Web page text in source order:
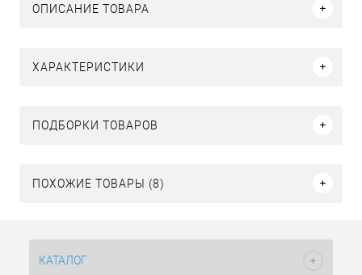
ОПИСАНИЕ ТОВАРА
ХАРАКТЕРИСТИКИ
ПОДБОРКИ ТОВАРОВ
ПОХОЖИЕ ТОВАРЫ (8)
КАТАЛОГ